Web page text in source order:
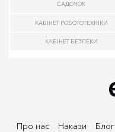
САДОЧОК
КАБІНЕТ РОБОТОТЕХНІКИ
КАБІНЕТ БЕЗПЕКИ
Про нас Накази Блог